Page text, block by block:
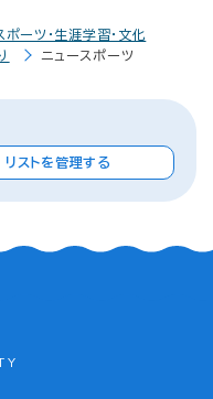
ポーツ・生涯学習・文化
ニュースポーツ
リストを管理する